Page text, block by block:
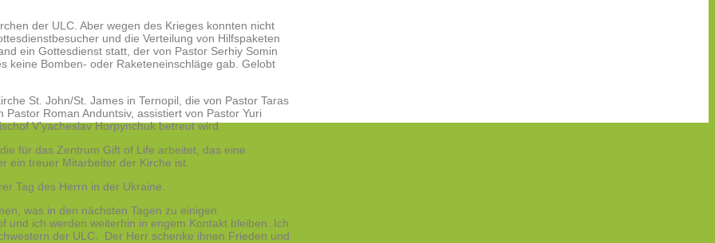
der ULC. Aber wegen des Krieges konnten nicht
und die Verteilung von Hilfspaketen
ein Gottesdienst statt, der von Pastor Serhiy Somin
keine Bomben- oder Raketeneinschläge gab. Gelobt
St. John/St. James in Ternopil, die von Pastor Taras
Roman Anduntsiv, assistiert von Pastor Yuri
V’yacheslav Horpynchuk betreut wird.
für das Zentrum Gift of Life arbeitet, das eine
ein treuer Mitarbeiter der Kirche ist.
Tag des Herrn in der Ukraine.
was in den nächsten Tagen zu einigen
und ich werden weiterhin in engem Kontakt bleiben. Ich
der ULC. Der Herr schenke ihnen Frieden und